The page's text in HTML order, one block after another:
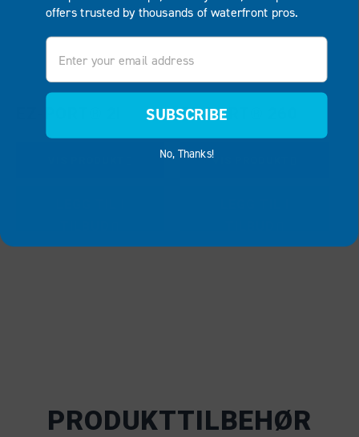
EZ PORT® 260
VIS PRODUKT
PRODUKTTILBEHØR
offers trusted by thousands of waterfront pros.
Email
SUBSCRIBE
No, Thanks!